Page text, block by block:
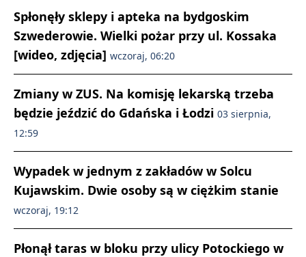
Spłonęły sklepy i apteka na bydgoskim
Szwederowie. Wielki pożar przy ul. Kossaka
[wideo, zdjęcia] wczoraj, 06:20
Zmiany w ZUS. Na komisję lekarską trzeba
będzie jeździć do Gdańska i Łodzi 03 sierpnia,
12:59
Wypadek w jednym z zakładów w Solcu
Kujawskim. Dwie osoby są w ciężkim stanie
wczoraj, 19:12
Płonął taras w bloku przy ulicy Potockiego w